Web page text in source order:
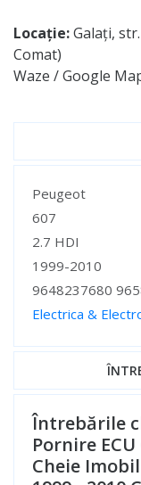
Locație:Galați,
Comat)
Waze / Google
Specificații
Peugeot
607
2.7 HDI
1999-2010
9648237680
Electrica &
Întrebările
Pornire
Cheie